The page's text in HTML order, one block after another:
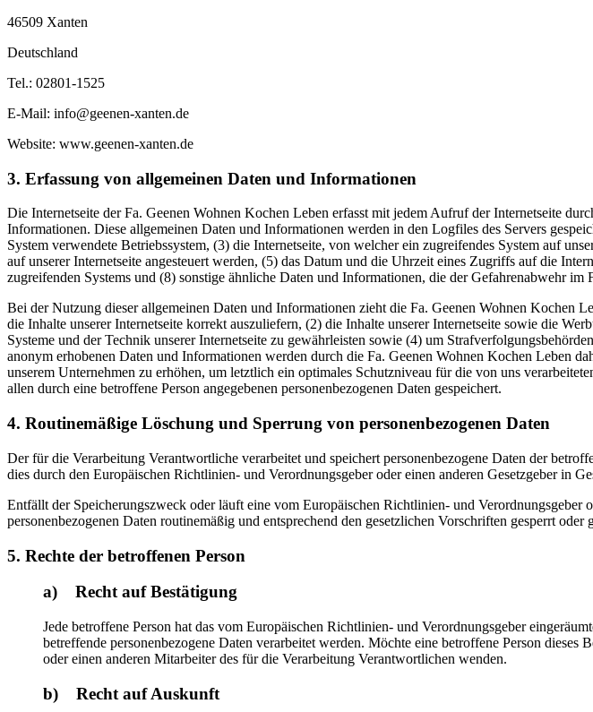
46509 Xanten
Deutschland
Tel.: 02801-1525
E-Mail: info@geenen-xanten.de
Website: www.geenen-xanten.de
3. Erfassung von allgemeinen Daten und Informationen
Die Internetseite der Fa. Geenen Wohnen Kochen Leben erfasst mit jedem Aufruf der Internetseite
Informationen. Diese allgemeinen Daten und Informationen werden in den Logfiles des Servers
System verwendete Betriebssystem, (3) die Internetseite, von welcher ein zugreifendes System auf
auf unserer Internetseite angesteuert werden, (5) das Datum und die Uhrzeit eines Zugriffs auf die
zugreifenden Systems und (8) sonstige ähnliche Daten und Informationen, die der Gefahrenabwehr
Bei der Nutzung dieser allgemeinen Daten und Informationen zieht die Fa. Geenen Wohnen Kochen
die Inhalte unserer Internetseite korrekt auszuliefern, (2) die Inhalte unserer Internetseite sowie die
Systeme und der Technik unserer Internetseite zu gewährleisten sowie (4) um
anonym erhobenen Daten und Informationen werden durch die Fa. Geenen Wohnen Kochen Leben
unserem Unternehmen zu erhöhen, um letztlich ein optimales Schutzniveau für die von uns
allen durch eine betroffene Person angegebenen personenbezogenen Daten gespeichert.
4. Routinemäßige Löschung und Sperrung von personenbezogenen Daten
Der für die Verarbeitung Verantwortliche verarbeitet und speichert personenbezogene Daten der
dies durch den Europäischen Richtlinien- und Verordnungsgeber oder einen anderen Gesetzgeber in
Entfällt der Speicherungszweck oder läuft eine vom Europäischen Richtlinien- und Verordnungsgeber
personenbezogenen Daten routinemäßig und entsprechend den gesetzlichen Vorschriften gesperrt oder
5. Rechte der betroffenen Person
a) Recht auf Bestätigung
Jede betroffene Person hat das vom Europäischen Richtlinien- und Verordnungsgeber
betreffende personenbezogene Daten verarbeitet werden. Möchte eine betroffene Person
oder einen anderen Mitarbeiter des für die Verarbeitung Verantwortlichen wenden.
b) Recht auf Auskunft